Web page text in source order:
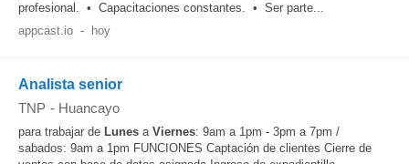
profesional. • Capacitaciones constantes. • Ser parte...
appcast.io - hoy
Analista senior
TNP - Huancayo
para trabajar de Lunes a Viernes: 9am a 1pm - 3pm a 7pm /
sabados: 9am a 1pm FUNCIONES Captación de clientes Cierre de